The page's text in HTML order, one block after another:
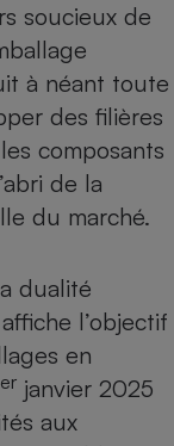
soucieux de
à néant toute
des filières
composants
de la
du marché.
dualité
l’objectif
en
er janvier 2025
aux
à expressos
ménager